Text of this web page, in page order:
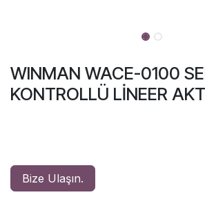
WINMAN WACE-0100
KONTROLLÜ LİNEER
Bize Ulaşın.